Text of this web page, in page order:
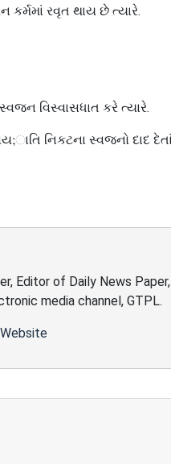
કર્મમાં રવૃત થાય છે ત્યારે.
વિસ્વાસધાત કરે ત્યારે.
નિકટના સ્વજનો દાદ
Editor of Daily News
media channel, GTPL.
Website